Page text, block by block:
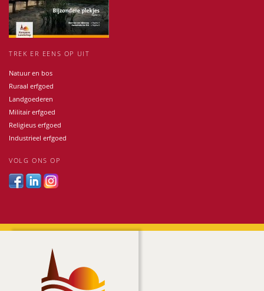
TREK ER EENS OP UIT
Natuur en bos
Ruraal erfgoed
Landgoederen
Militair erfgoed
Religieus erfgoed
Industrieel erfgoed
VOLG ONS OP